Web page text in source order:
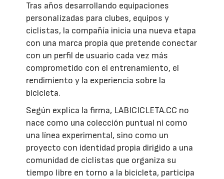
Tras años desarrollando equipaciones
personalizadas para clubes, equipos y
ciclistas, la compañía inicia una nueva etapa
con una marca propia que pretende conectar
con un perfil de usuario cada vez más
comprometido con el entrenamiento, el
rendimiento y la experiencia sobre la
bicicleta.
Según explica la firma, LABICICLETA.CC no
nace como una colección puntual ni como
una línea experimental, sino como un
proyecto con identidad propia dirigido a una
comunidad de ciclistas que organiza su
tiempo libre en torno a la bicicleta, participa